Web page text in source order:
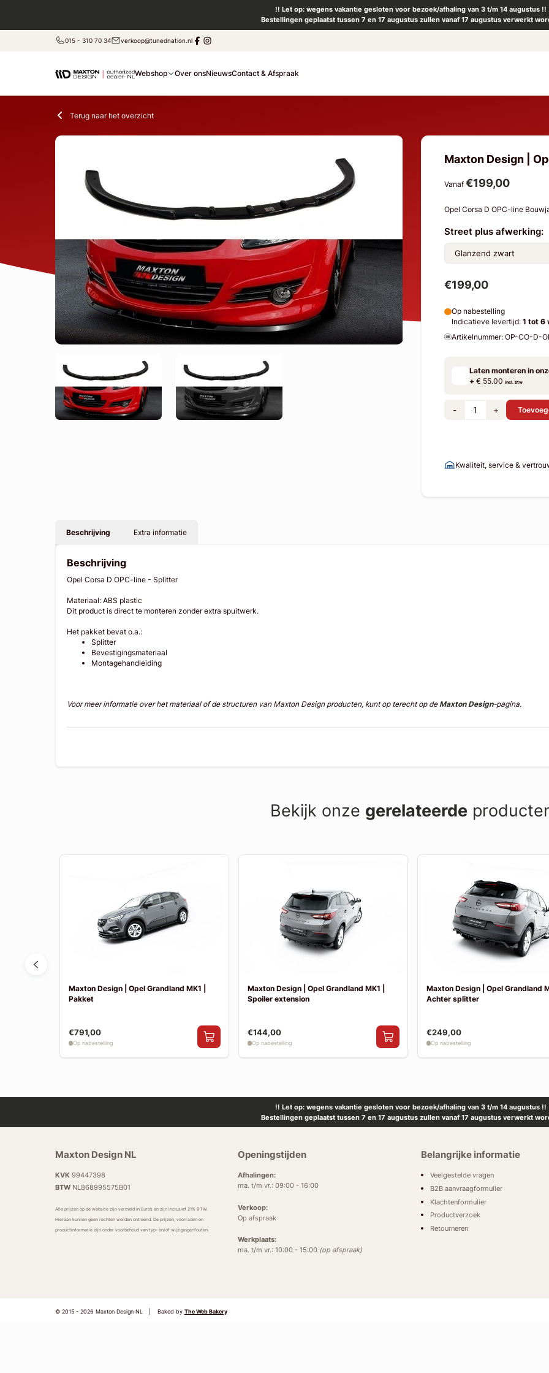
!! Let op: wegens vakantie gesloten voor bezoek/afhaling van 3 t/m 14 augustus !!
Bestellingen geplaatst tussen 7 en 17 augustus zullen vanaf 17 augustus verwerkt
015 - 310 70 34 verkoop@tunednation.nl
Webshop Over onsNieuwsContact & Afspraak
Terug naar het overzicht
Maxton Design |
Vanaf €199,00
Opel Corsa D OPC-line
Street plus afwerking:
€199,00
Op nabestelling
Indicatieve levertijd: 1 tot 6
Artikelnummer: OP-CO-D-
Laten monteren in
+€ 55.00 incl. btw
- +
Kwaliteit, service &
Beschrijving Extra informatie
Beschrijving
Opel Corsa D OPC-line - Splitter
Materiaal: ABS plastic
Dit product is direct te monteren zonder extra spuitwerk.
Het pakket bevat o.a.:
Splitter
Bevestigingsmateriaal
Montagehandleiding
Voor meer informatie over het materiaal of de structuren van Maxton Design producten, kunt op terecht op deMaxton Design-pagina.
Bekijk onze gerelateerde
Maxton Design | Opel Grandland MK1 |
Pakket
€791,00
Op nabestelling
Maxton Design | Opel Grandland MK1 |
Spoiler extension
€144,00
Op nabestelling
Maxton Design | Opel Grandland
Achter splitter
€249,00
Op nabestelling
!! Let op: wegens vakantie gesloten voor bezoek/afhaling van 3 t/m 14 augustus !!
Bestellingen geplaatst tussen 7 en 17 augustus zullen vanaf 17 augustus verwerkt
Maxton Design NL
KVK 99447398
BTWNL868995575B01
Alle prijzen op de website zijn vermeld in Euro’s en zijn inclusief 21% BTW.
Hieraan kunnen geen rechten worden ontleend. De prijzen, voorraden en
productinformatie zijn onder voorbehoud van typ- en/of wijzigingenfouten.
Openingstijden
Afhalingen:
ma. t/m vr.: 09:00 - 16:00
Verkoop:
Op afspraak
Werkplaats:
ma. t/m vr.: 10:00 - 15:00 (op afspraak)
Belangrijke informatie
Veelgestelde vragen
B2B aanvraagformulier
Klachtenformulier
Productverzoek
Retourneren
© 2015 - 2026 Maxton Design NL Baked by The Web Bakery